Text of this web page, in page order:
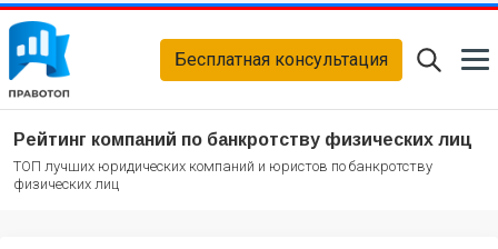
Бесплатная консультация
Рейтинг компаний по банкротству физических лиц
ТОП лучших юридических компаний и юристов по банкротству
физических лиц